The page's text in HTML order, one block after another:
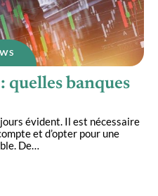
quelles banques
évident. Il est nécessaire
et d’opter pour une
De…